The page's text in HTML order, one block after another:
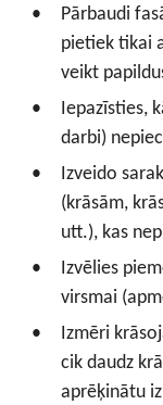
Pārbaudi
pietiek tikai
veikt
Iepazīsties,
darbi)
Izveido
(krāsām,
utt.), kas
Izvēlies
virsmai
Izmēri
cik daudz
aprēķinātu